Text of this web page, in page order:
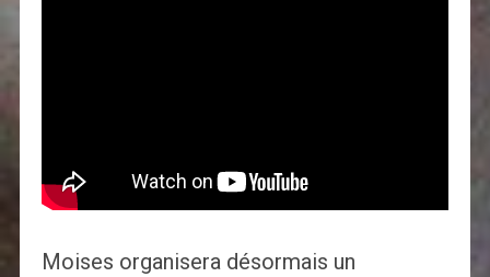
Moises organisera désormais un